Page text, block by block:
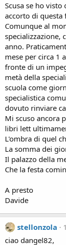
Scusa se ho
accorto di questa
Comunque al
specializzazione,
anno.
mese per circa 1
fronte di un
metà della
scuola come
specialistica
dovuto rinviare
Mi scuso ancora
libri lett
L'ombra di quel
La somma dei
Il palazzo della
Che la festa
A presto
Davide
stellonzola
ciao dangel82,